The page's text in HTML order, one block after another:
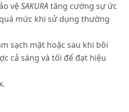
vệSAKURAtăng cường sự ức
mức khi sử dụng thường
sạch mặt hoặc sau khi bôi
cả sáng và tối để đạt hiệu